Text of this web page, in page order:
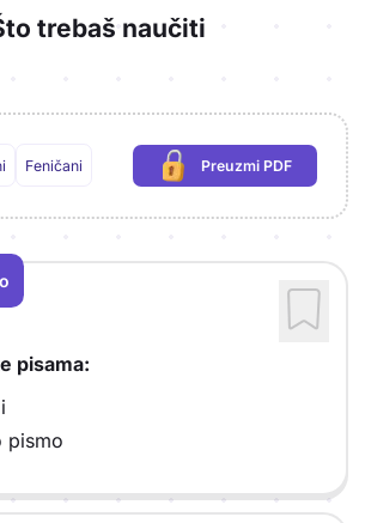
trebaš naučiti
Feničani Preuzmi PDF
(potrebna prijava)
pisama:
pismo